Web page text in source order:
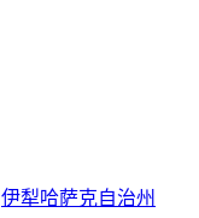
伊犁哈萨克自治州